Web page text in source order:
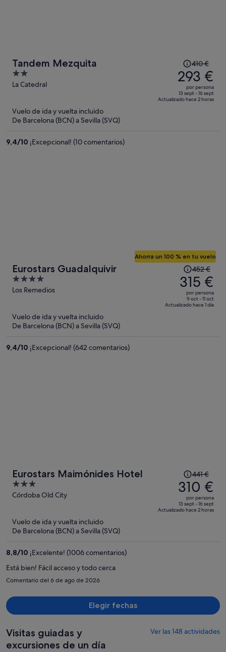
Tandem Mezquita
2
out
La Catedral
El
precio
era
de
410 €,
410 €
293 €
por persona
13 sept - 16 sept
Actualizado hace 2 horas
Vuelo de ida y vuelta incluido
De Barcelona (BCN) a Sevilla (SVQ)
9,4/10 ¡Excepcional! (10 comentarios)
Eurostars Guadalquivir
4
out
Los Remedios
Ahorra un 100 % en tu vuelo
El
precio
era
de
452 €,
452 €
315 €
por persona
9 oct - 11 oct
Actualizado hace 1 día
Vuelo de ida y vuelta incluido
De Barcelona (BCN) a Sevilla (SVQ)
9,4/10 ¡Excepcional! (642 comentarios)
Eurostars Maimónides Hotel
3
out
5
Córdoba Old City
El
precio
era
de
441 €,
441 €
310 €
por persona
13 sept - 16 sept
Actualizado hace 2 horas
Vuelo de ida y vuelta incluido
De Barcelona (BCN) a Sevilla (SVQ)
8,8/10 ¡Excelente! (1006 comentarios)
Está bien! Fácil acceso y todo cerca
Comentario del 6 de ago de 2026
Elegir fechas
Visitas guiadas y
excursiones de un día
Ver las 148 actividades